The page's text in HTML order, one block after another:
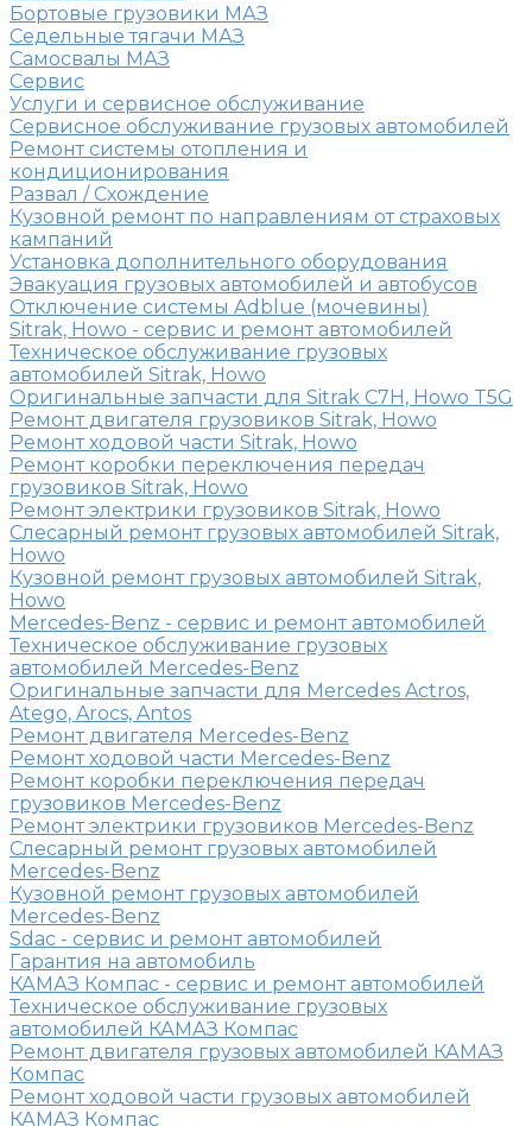
Бортовые грузовики МАЗ
Седельные тягачи МАЗ
Самосвалы МАЗ
Сервис
Услуги и сервисное обслуживание
Сервисное обслуживание грузовых автомобилей
Ремонт системы отопления и
кондиционирования
Развал / Схождение
Кузовной ремонт по направлениям от страховых
кампаний
Установка дополнительного оборудования
Эвакуация грузовых автомобилей и автобусов
Отключение системы Adblue (мочевины)
Sitrak, Howo - сервис и ремонт автомобилей
Техническое обслуживание грузовых
автомобилей Sitrak, Howo
Оригинальные запчасти для Sitrak C7H, Howo T5G
Ремонт двигателя грузовиков Sitrak, Howo
Ремонт ходовой части Sitrak, Howo
Ремонт коробки переключения передач
грузовиков Sitrak, Howo
Ремонт электрики грузовиков Sitrak, Howo
Слесарный ремонт грузовых автомобилей Sitrak,
Howo
Кузовной ремонт грузовых автомобилей Sitrak,
Howo
Mercedes-Benz - сервис и ремонт автомобилей
Техническое обслуживание грузовых
автомобилей Mercedes-Benz
Оригинальные запчасти для Mercedes Actros,
Atego, Arocs, Antos
Ремонт двигателя Mercedes-Benz
Ремонт ходовой части Mercedes-Benz
Ремонт коробки переключения передач
грузовиков Mercedes-Benz
Ремонт электрики грузовиков Mercedes-Benz
Слесарный ремонт грузовых автомобилей
Mercedes-Benz
Кузовной ремонт грузовых автомобилей
Mercedes-Benz
Sdac - сервис и ремонт автомобилей
Гарантия на автомобиль
КАМАЗ Компас - сервис и ремонт автомобилей
Техническое обслуживание грузовых
автомобилей КАМАЗ Компас
Ремонт двигателя грузовых автомобилей КАМАЗ
Компас
Ремонт ходовой части грузовых автомобилей
КАМАЗ Компас